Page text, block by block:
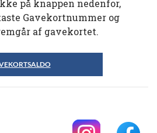
på knappen nedenfor,
Gavekortnummer og
af gavekortet.